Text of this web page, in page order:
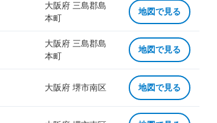
大阪府 三島郡島
本町
地図で見る
大阪府 三島郡島
本町
地図で見る
大阪府 堺市南区 地図で見る